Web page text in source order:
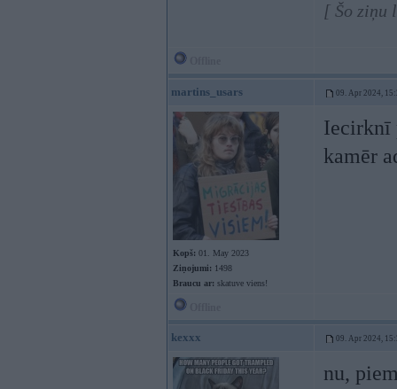
[ Šo ziņu
martins_usars 09. Apr 2024,
Kopš: 01. May 2023
Ziņojumi: 1498
Braucu ar: skatuve viens!
Iecirknī
kamēr
kexxx 09. Apr 2024,
nu,